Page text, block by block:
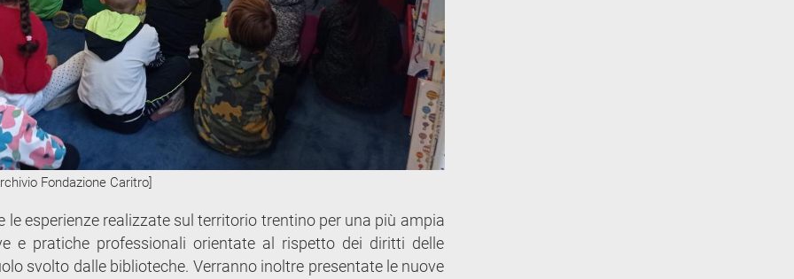
Fondazione Caritro]
le esperienze realizzate sul territorio trentino per una più ampia
e pratiche professionali orientate al rispetto dei diritti delle
svolto dalle biblioteche. Verranno inoltre presentate le nuove